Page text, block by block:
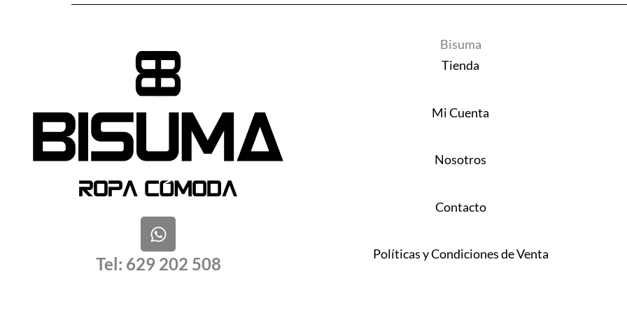
W
h
a
t
Tel: 629 202 508
Bisuma
Tienda
Mi Cuenta
Nosotros
Contacto
Políticas y Condiciones de Venta